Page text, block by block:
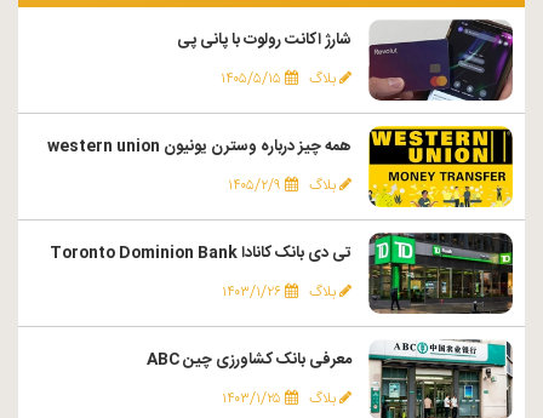
شارژ اکانت رولوت با پانی پی
بلاگ ۱۴۰۵/۵/۱۵
همه چیز درباره وسترن یونیون western union
بلاگ ۱۴۰۵/۲/۹
تی دی بانک کانادا Toronto Dominion Bank
بلاگ ۱۴۰۳/۱/۲۶
معرفی بانک کشاورزی چین ABC
بلاگ ۱۴۰۳/۱/۲۵